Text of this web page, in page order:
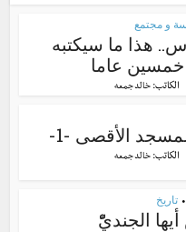
و مجتمع
هذا ما سيكتبه
خمسين عاما
الكاتب:خالد جمعه
الأقصى -1-
الكاتب:خالد جمعه
• تاريخ
الجنديّْ